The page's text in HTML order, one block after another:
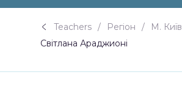
Teachers Регіон
М. Київ
Світлана Араджионі